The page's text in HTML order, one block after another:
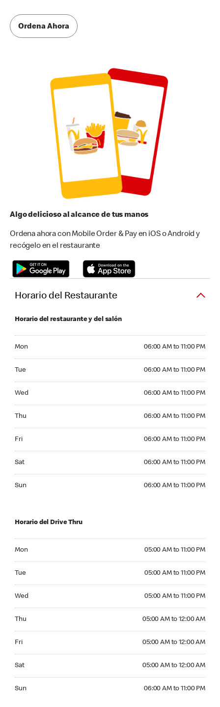
Ordena Ahora
Algo delicioso al alcance de tus manos
Ordena ahora con Mobile Order & Pay en iOS o Android y
recógelo en el restaurante
Horario del Restaurante
Horario del restaurante y del salón
Mon 06:00 AM to 11:00 PM
Tue 06:00 AM to 11:00 PM
Wed 06:00 AM to 11:00 PM
Thu 06:00 AM to 11:00 PM
Fri 06:00 AM to 11:00 PM
Sat 06:00 AM to 11:00 PM
Sun 06:00 AM to 11:00 PM
Horario del Drive Thru
Mon 05:00 AM to 11:00 PM
Tue 05:00 AM to 11:00 PM
Wed 05:00 AM to 11:00 PM
Thu 05:00 AM to 12:00 AM
Fri 05:00 AM to 12:00 AM
Sat 05:00 AM to 12:00 AM
Sun 06:00 AM to 11:00 PM